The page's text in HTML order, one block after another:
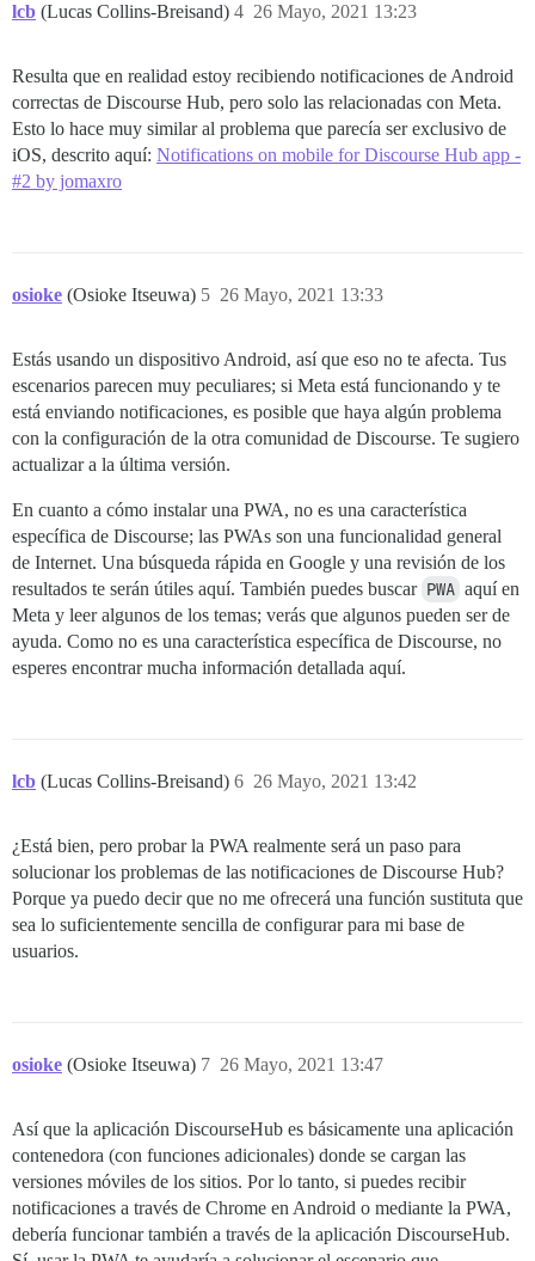
lcb (Lucas Collins-Breisand) 26 Mayo, 2021 13:23
4
Resulta que en realidad estoy recibiendo notificaciones de Android
correctas de Discourse Hub, pero solo las relacionadas con Meta.
Esto lo hace muy similar al problema que parecía ser exclusivo de
iOS, descrito aquí: Notifications on mobile for Discourse Hub app -
#2 by jomaxro
osioke (Osioke Itseuwa) 26 Mayo, 2021 13:33
5
Estás usando un dispositivo Android, así que eso no te afecta. Tus
escenarios parecen muy peculiares; si Meta está funcionando y te
está enviando notificaciones, es posible que haya algún problema
con la configuración de la otra comunidad de Discourse. Te sugiero
actualizar a la última versión.
En cuanto a cómo instalar una PWA, no es una característica
específica de Discourse; las PWAs son una funcionalidad general
de Internet. Una búsqueda rápida en Google y una revisión de los
resultados te serán útiles aquí. También puedes buscar PWA aquí en
Meta y leer algunos de los temas; verás que algunos pueden ser de
ayuda. Como no es una característica específica de Discourse, no
esperes encontrar mucha información detallada aquí.
lcb (Lucas Collins-Breisand) 26 Mayo, 2021 13:42
6
¿Está bien, pero probar la PWA realmente será un paso para
solucionar los problemas de las notificaciones de Discourse Hub?
Porque ya puedo decir que no me ofrecerá una función sustituta que
sea lo suficientemente sencilla de configurar para mi base de
usuarios.
osioke (Osioke Itseuwa) 26 Mayo, 2021 13:47
7
Así que la aplicación DiscourseHub es básicamente una aplicación
contenedora (con funciones adicionales) donde se cargan las
versiones móviles de los sitios. Por lo tanto, si puedes recibir
notificaciones a través de Chrome en Android o mediante la PWA,
debería funcionar también a través de la aplicación DiscourseHub.